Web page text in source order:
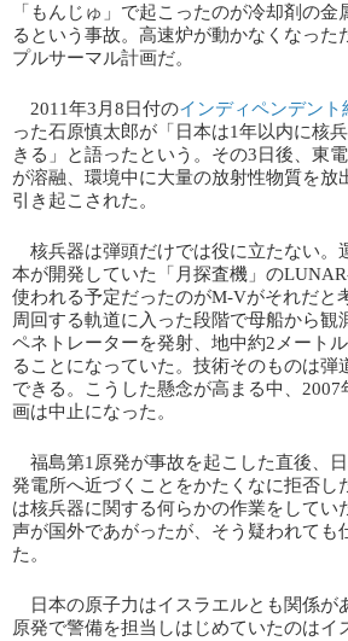
「もんじゅ」で起こったのが冷却剤の金
るという事故。高速炉が動かなくなった
プルサーマル計画だ。
2011年3月8日付の​インディペンデント
った石原慎太郎が「日本は1年以内に核
きる」と語ったという。その3日後、東
が溶融、環境中に大量の放射性物質を放
引き起こされた。
核兵器は弾頭だけでは役に立たない。
本が開発していた「月探査機」の
使われる予定だったのがM-Vがそれだと
周回する軌道に入った段階で母船から観
ペネトレーターを発射、地中約2メート
ることになっていた。技術そのものは弾
できる。こうした懸念が高まる中、
画は中止になった。
福島第1原発が事故を起こした直後、
発電所へ近づくことをかたくなに拒否し
は核兵器に関する何らかの作業をしてい
声が国外であがったが、そう疑われても
た。
日本の原子力はイスラエルとも関係が
原発で警備を担当しはじめていたのはイ